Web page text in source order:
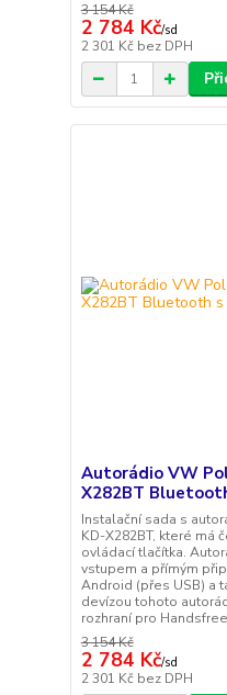
3 154 Kč
2 784 Kč/sd
2 301 Kč bez DPH
Autorádio VW
X282BT
Instalační sada s
KD-X282BT, které má
ovládací tlačítka.
vstupem a přímým
Android (přes USB) a
devízou tohoto
rozhraní pro
3 154 Kč
2 784 Kč/sd
2 301 Kč bez DPH